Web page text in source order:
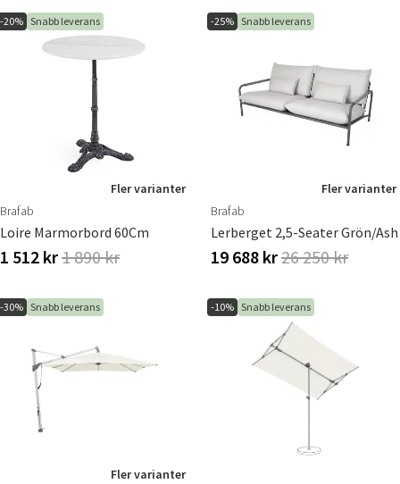
-20% Snabb leverans
Fler varianter
Brafab
Loire Marmorbord 60Cm
1 512 kr1 890 kr
-25% Snabb leverans
Fler varianter
Brafab
Lerberget 2,5-Seater Grön/ash
19 688 kr26 250 kr
-30% Snabb leverans
Fler varianter
-10% Snabb leverans